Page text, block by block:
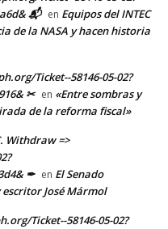
📬 en Equipos del INTEC
de la NASA y hacen historia
Ticket--58146-05-02?
✂ en «Entre sombras y
de la reforma fiscal»
Withdraw =>
✒ en El Senado
José Mármol
Ticket--58146-05-02?